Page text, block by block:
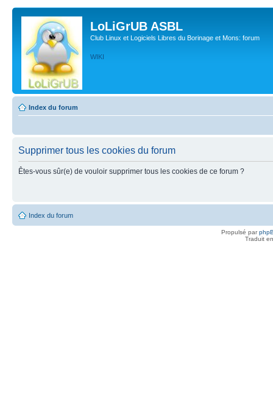
LoLiGrUB ASBL
Club Linux et Logiciels Libres du Borinage et Mons: forum
WIKI
Index du forum
Supprimer tous les cookies du forum
Êtes-vous sûr(e) de vouloir supprimer tous les cookies de ce forum ?
Index du forum
Propulsé par
Traduit